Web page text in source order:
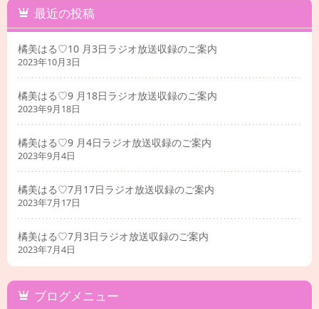
最近の投稿
橘美はる♡10 月3日ラジオ放送収録のご案内
2023年10月3日
橘美はる♡9 月18日ラジオ放送収録のご案内
2023年9月18日
橘美はる♡9 月4日ラジオ放送収録のご案内
2023年9月4日
橘美はる♡7月17日ラジオ放送収録のご案内
2023年7月17日
橘美はる♡7月3日ラジオ放送収録のご案内
2023年7月4日
ブログメニュー